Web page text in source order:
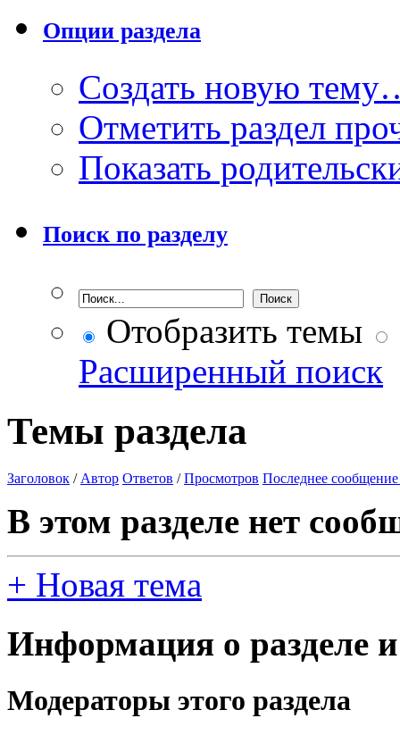
Опции раздела
Создать новую
Отметить раздел
Показать
Поиск по разделу
Отобразить темы
Расширенный поиск
Темы раздела
Заголовок / Автор Ответов /Просмотров Последнее сообщение
В этом разделе нет
+ Новая тема
Информация о разделе
Модераторы этого раздела